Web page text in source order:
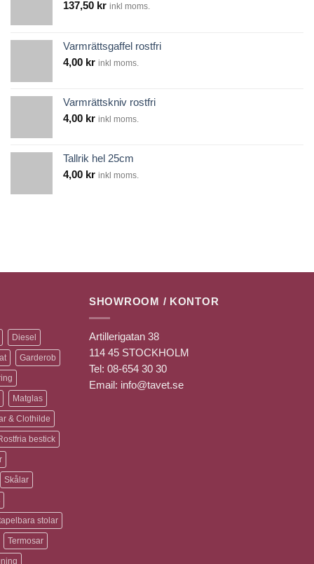
137,50 kr inkl moms.
Varmrättsgaffel rostfri
4,00 kr inkl moms.
Varmrättskniv rostfri
4,00 kr inkl moms.
Tallrik hel 25cm
4,00 kr inkl moms.
Diesel
Garderob
Matglas
& Clothilde
bestick
Skålar
stolar
Termosar
SHOWROOM / KONTOR
Artillerigatan 38
114 45 STOCKHOLM
Tel: 08-654 30 30
Email: info@tavet.se